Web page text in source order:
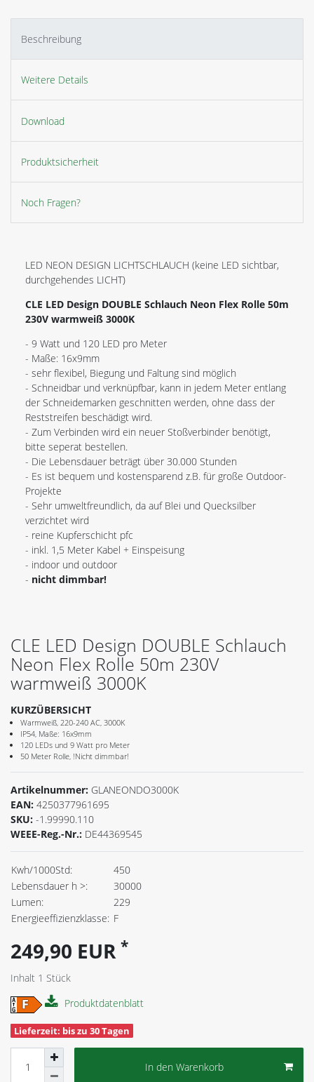
Beschreibung
Weitere Details
Download
Produktsicherheit
Noch Fragen?
LED NEON DESIGN LICHTSCHLAUCH (keine LED sichtbar,
durchgehendes LICHT)
CLE LED Design DOUBLE Schlauch Neon Flex Rolle 50m
230V warmweiß 3000K
- 9 Watt und 120 LED pro Meter
- Maße: 16x9mm
- sehr flexibel, Biegung und Faltung sind möglich
- Schneidbar und verknüpfbar, kann in jedem Meter entlang
der Schneidemarken geschnitten werden, ohne dass der
Reststreifen beschädigt wird.
- Zum Verbinden wird ein neuer Stoßverbinder benötigt,
bitte seperat bestellen.
- Die Lebensdauer beträgt über 30.000 Stunden
- Es ist bequem und kostensparend z.B. für große Outdoor-
Projekte
- Sehr umweltfreundlich, da auf Blei und Quecksilber
verzichtet wird
- reine Kupferschicht pfc
- inkl. 1,5 Meter Kabel + Einspeisung
- indoor und outdoor
- nicht dimmbar!
CLE LED Design DOUBLE Schlauch
Neon Flex Rolle 50m 230V
warmweiß 3000K
KURZÜBERSICHT
Warmweiß, 220-240 AC, 3000K
IP54, Maße: 16x9mm
120 LEDs und 9 Watt pro Meter
50 Meter Rolle, !Nicht dimmbar!
Artikelnummer: GLANEONDO3000K
EAN: 4250377961695
SKU: -1.99990.110
WEEE-Reg.-Nr.: DE44369545
Kwh/1000Std:
450
Lebensdauer h >:
30000
Lumen:
229
Energieeffizienzklasse: F
249,90 EUR *
Inhalt 1 Stück
Produktdatenblatt
Lieferzeit: bis zu 30 Tagen
In den Warenkorb